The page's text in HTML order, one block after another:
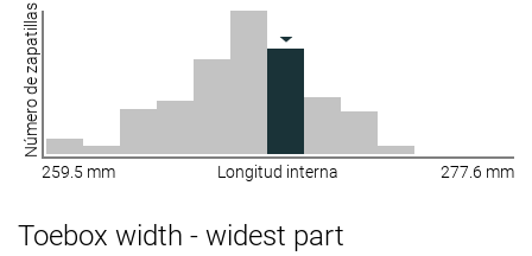
Número de zapatillas
259.5 mm Longitud interna 277.6 mm
Toebox width - widest part